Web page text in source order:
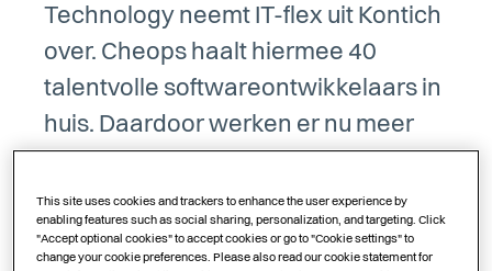
Technology neemt IT-flex uit Kontich
over. Cheops haalt hiermee 40
talentvolle softwareontwikkelaars in
huis. Daardoor werken er nu meer
en stijgt de omzet naar 27 miljoen
euro. Met de overname speelt
This site uses cookies and trackers to enhance the user experience by
enabling features such as social sharing, personalization, and targeting. Click
"Accept optional cookies" to accept cookies or go to "Cookie settings" to
change your cookie preferences. Please also read our cookie statement for